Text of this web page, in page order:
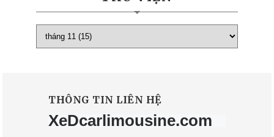
THÔNG TIN LIÊN HỆ
XeDcarlimousine.com